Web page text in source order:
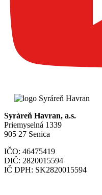
Syráreň Havran, a.s.
Priemyselná 1339
905 27 Senica
IČO: 46475419
DIČ: 2820015594
IČ DPH: SK2820015594